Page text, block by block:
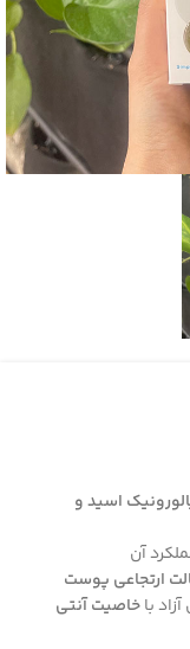
اسید و
آن
ارتجاعی پوست
باخاصیت آنتی